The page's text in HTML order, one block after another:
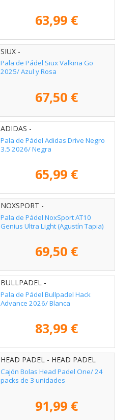
63,99 €
SIUX -
Pala de Pádel Siux Valkiria Go
2025/ Azul y Rosa
67,50 €
ADIDAS -
Pala de Pádel Adidas Drive Negro
3.5 2026/ Negra
65,99 €
NOXSPORT -
Pala de Pádel NoxSport AT10
Genius Ultra Light (Agustín Tapia)
69,50 €
BULLPADEL -
Pala de Pádel Bullpadel Hack
Advance 2026/ Blanca
83,99 €
HEAD PADEL - HEAD PADEL
ONE 72U
Cajón Bolas Head Padel One/ 24
packs de 3 unidades
91,99 €